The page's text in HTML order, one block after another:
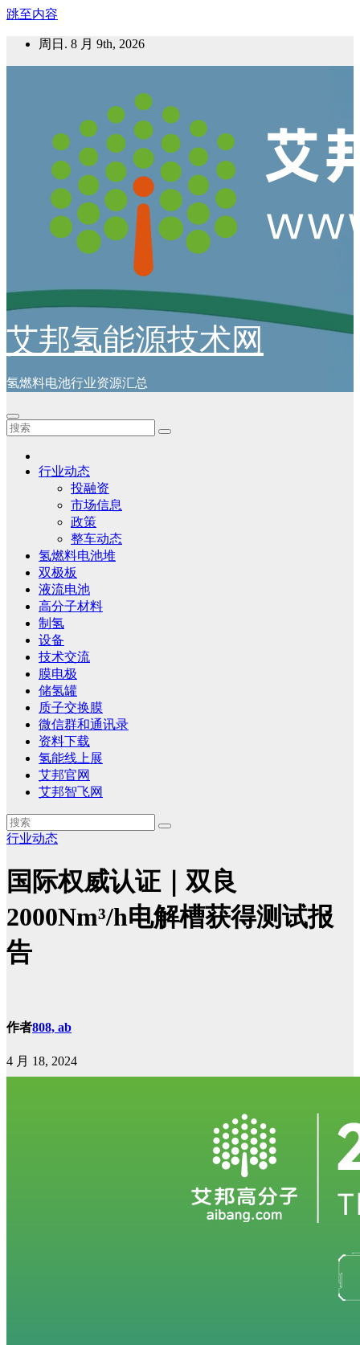
跳至内容
周日. 8 月 9th, 2026
艾邦氢能源技术网
氢燃料电池行业资源汇总
行业动态
投融资
市场信息
政策
整车动态
氢燃料电池堆
双极板
液流电池
高分子材料
制氢
设备
技术交流
膜电极
储氢罐
质子交换膜
微信群和通讯录
资料下载
氢能线上展
艾邦官网
艾邦智飞网
行业动态
国际权威认证｜双良
2000Nm³/h电解槽获得测试报
告
作者808, ab
4 月 18, 2024